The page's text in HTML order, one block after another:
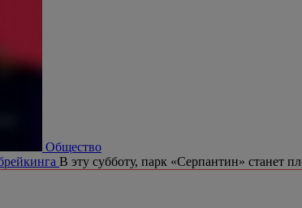
Общество
В эту субботу, парк «Серпантин» станет